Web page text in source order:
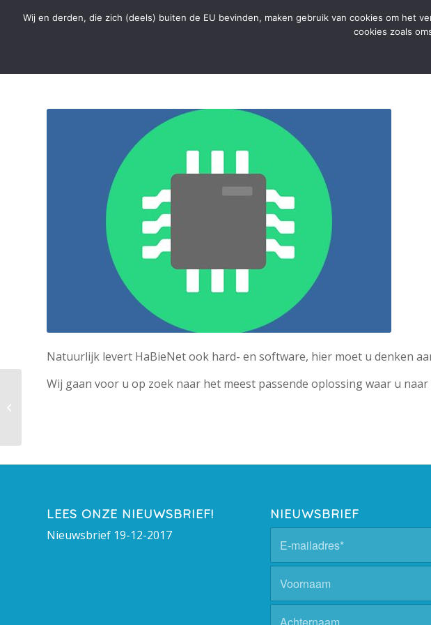
Natuurlijk levert HaBieNet ook hard- en software, hier moet u denken
Wij gaan voor u op zoek naar het meest passende oplossing waar u
LEES ONZE NIEUWSBRIEF!
Nieuwsbrief 19-12-2017
NIEUWSBRIEF
Wij en derden, die zich (deels) buiten de EU bevinden, maken gebruik van cookies om het
cookies zoals